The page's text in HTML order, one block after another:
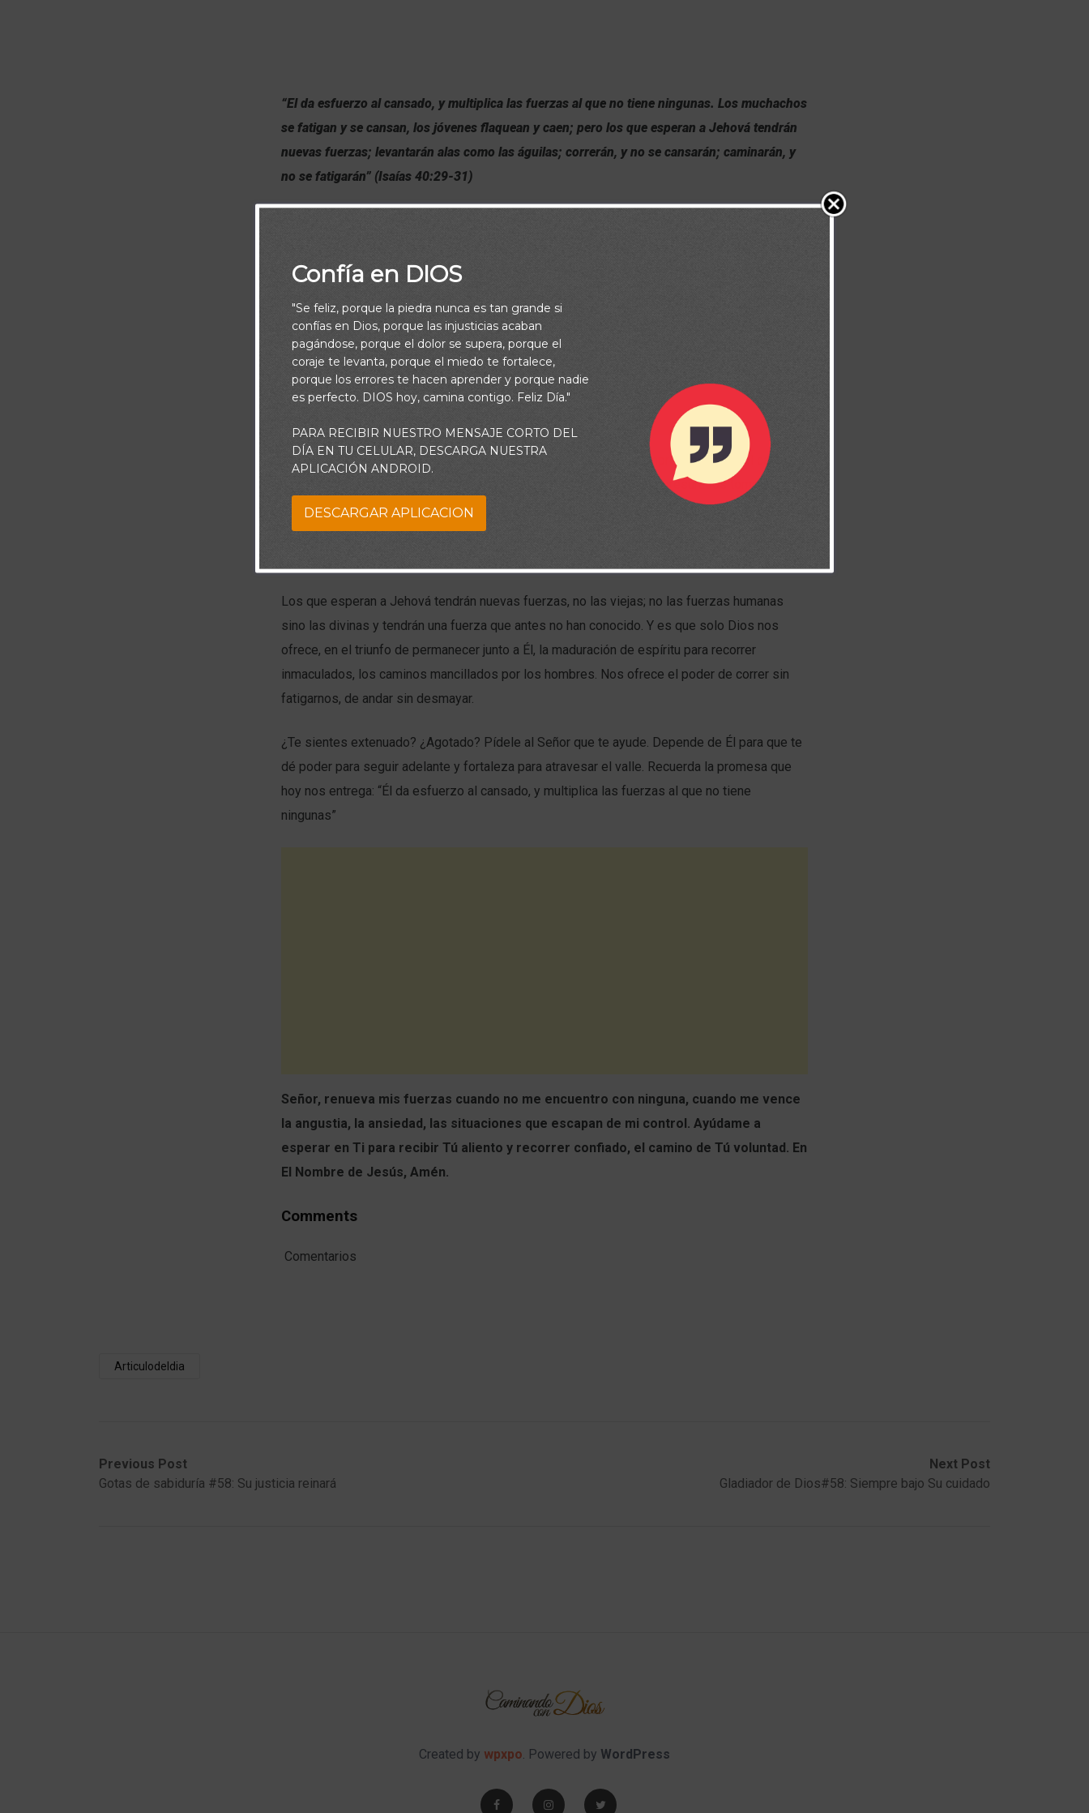
“El da esfuerzo al cansado, y multiplica las fuerzas al que no tiene ningunas. Los muchachos
se fatigan y se cansan, los jóvenes flaquean y caen; pero los que esperan a Jehová tendrán
nuevas fuerzas; levantarán alas como las águilas; correrán, y no se cansarán; caminarán, y
no se fatigarán” (Isaías 40:29-31)
Los que esperan a Jehová, tendrán nuevas fuerzas. No los que emprenden solos el camino,
o aquellos, que llenos de afanes, ansiedades, angustias, terminan apresurados tomando
decisiones equivocadas que los llevan por las sendas alejadas de Dios. Tendrán nuevas
fuerzas aquellos que cuando emprenden el camino lo hacen con la certeza de que están
Los que esperan a Jehová tendrán nuevas fuerzas, no las viejas; no las fuerzas humanas
sino las divinas y tendrán una fuerza que antes no han conocido. Y es que solo Dios nos
ofrece, en el triunfo de permanecer junto a Él, la maduración de espíritu para recorrer
inmaculados, los caminos mancillados por los hombres. Nos ofrece el poder de correr sin
fatigarnos, de andar sin desmayar.
¿Te sientes extenuado? ¿Agotado? Pídele al Señor que te ayude. Depende de Él para que te
dé poder para seguir adelante y fortaleza para atravesar el valle. Recuerda la promesa que
hoy nos entrega: “Él da esfuerzo al cansado, y multiplica las fuerzas al que no tiene
ningunas”
Señor, renueva mis fuerzas cuando no me encuentro con ninguna, cuando me vence
la angustia, la ansiedad, las situaciones que escapan de mi control. Ayúdame a
esperar en Ti para recibir Tú aliento y recorrer confiado, el camino de Tú voluntad. En
El Nombre de Jesús, Amén.
Comments
Comentarios
Articulodeldia
Previous Post
Gotas de sabiduría #58: Su justicia reinará
Next Post
Gladiador de Dios#58: Siempre bajo Su cuidado
Created by wpxpo. Powered by WordPress
Confía en DIOS
"Se feliz, porque la piedra nunca es tan grande si
confías en Dios, porque las injusticias acaban
pagándose, porque el dolor se supera, porque el
coraje te levanta, porque el miedo te fortalece,
porque los errores te hacen aprender y porque nadie
es perfecto. DIOS hoy, camina contigo. Feliz Día."
PARA RECIBIR NUESTRO MENSAJE CORTO DEL
DÍA EN TU CELULAR, DESCARGA NUESTRA
APLICACIÓN ANDROID.
DESCARGAR APLICACION